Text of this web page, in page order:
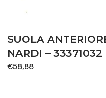
SUOLA
NARDI – 33371032
€58,88